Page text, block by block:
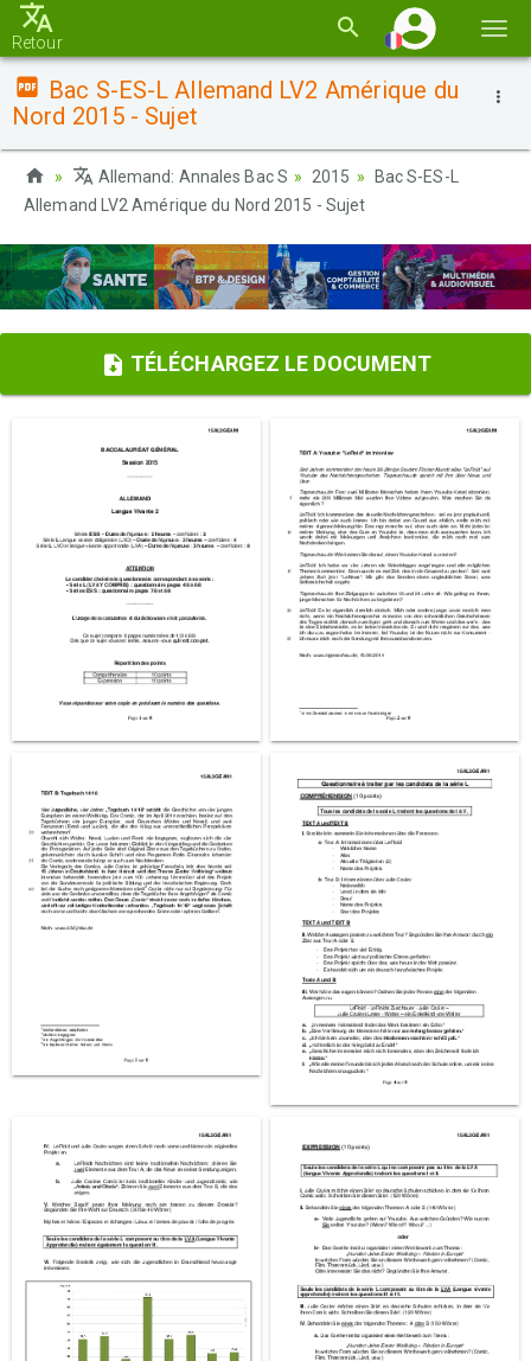
la
Retour
Bac S-ES-L Allemand LV2 Amérique du
Nord 2015 - Sujet
Allemand: Annales Bac S 2015
Bac S-ES-L
Allemand LV2 Amérique du Nord 2015 - Sujet
TÉLÉCHARGEZ LE DOCUMENT